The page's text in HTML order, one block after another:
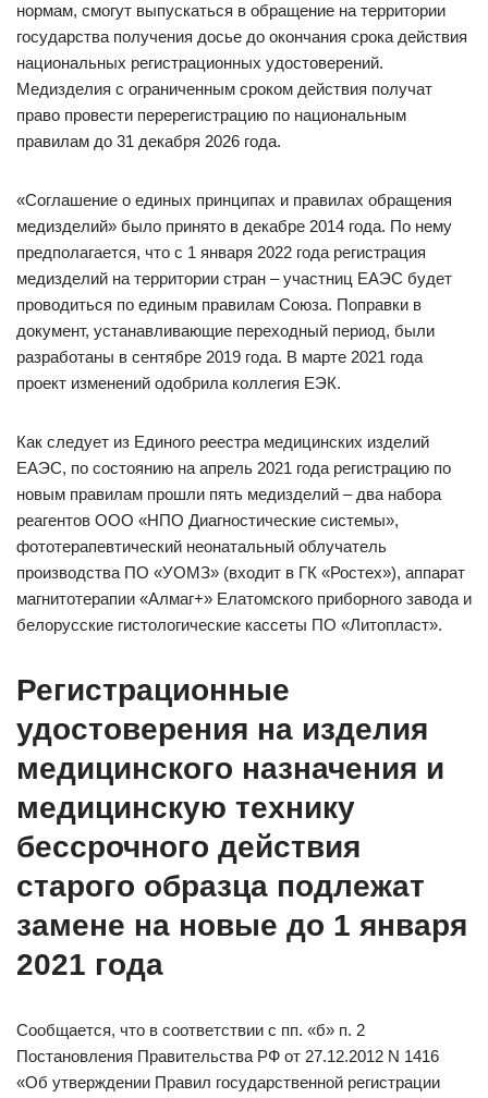
нормам, смогут выпускаться в обращение на территории
государства получения досье до окончания срока действия
национальных регистрационных удостоверений.
Медизделия с ограниченным сроком действия получат
право провести перерегистрацию по национальным
правилам до 31 декабря 2026 года.
«Соглашение о единых принципах и правилах обращения
медизделий» было принято в декабре 2014 года. По нему
предполагается, что с 1 января 2022 года регистрация
медизделий на территории стран – участниц ЕАЭС будет
проводиться по единым правилам Союза. Поправки в
документ, устанавливающие переходный период, были
разработаны в сентябре 2019 года. В марте 2021 года
проект изменений одобрила коллегия ЕЭК.
Как следует из Единого реестра медицинских изделий
ЕАЭС, по состоянию на апрель 2021 года регистрацию по
новым правилам прошли пять медизделий – два набора
реагентов ООО «НПО Диагностические системы»,
фототерапевтический неонатальный облучатель
производства ПО «УОМЗ» (входит в ГК «Ростех»), аппарат
магнитотерапии «Алмаг+» Елатомского приборного завода и
белорусские гистологические кассеты ПО «Литопласт».
Регистрационные
удостоверения на изделия
медицинского назначения и
медицинскую технику
бессрочного действия
старого образца подлежат
замене на новые до 1 января
2021 года
Сообщается, что в соответствии с пп. «б» п. 2
Постановления Правительства РФ от 27.12.2012 N 1416
«Об утверждении Правил государственной регистрации